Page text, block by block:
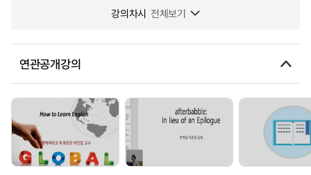
강의차시 전체보기
연관공개강의